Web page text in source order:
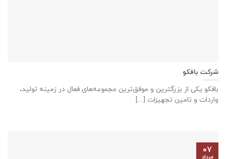
شرکت بافکو
بافکو یکی از بزرگترین و موفق‌ترین مجموعه‌های فعال در زمینه تولید،
واردات و تامین تجهیزات [...]
۰۷
مرداد